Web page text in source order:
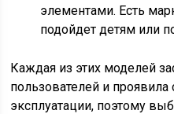
элементами. Есть
подойдет детям или
Каждая из этих моделей
пользователей и проявила
эксплуатации, поэтому